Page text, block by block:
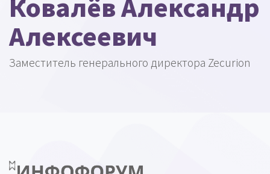
Алексеевич
Заместитель генерального директора Zecurion